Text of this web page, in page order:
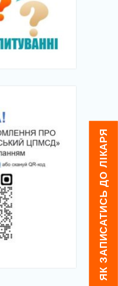
ЯК ЗАПИСАТИСЬ ДО ЛІКАРЯ